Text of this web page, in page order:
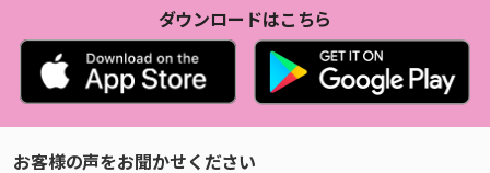
ダウンロードはこちら
お客様の声をお聞かせください